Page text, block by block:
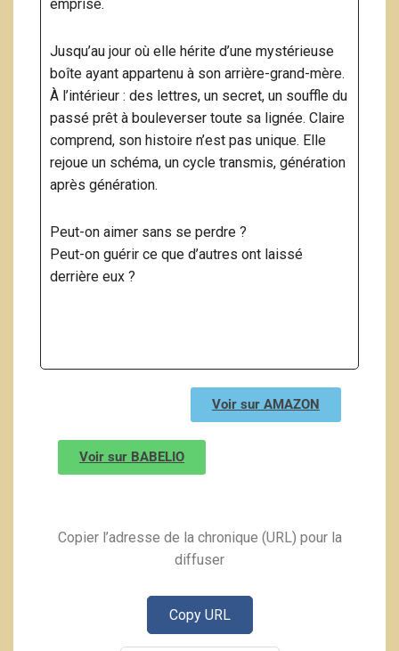
emprise.
Jusqu’au jour où elle hérite d’une mystérieuse
boîte ayant appartenu à son arrière-grand-mère.
À l’intérieur : des lettres, un secret, un souffle du
passé prêt à bouleverser toute sa lignée. Claire
comprend, son histoire n’est pas unique. Elle
rejoue un schéma, un cycle transmis, génération
après génération.
Peut-on aimer sans se perdre ?
Peut-on guérir ce que d’autres ont laissé
derrière eux ?
Voir sur AMAZON
Voir sur BABELIO
Copier l’adresse de la chronique (URL) pour la
diffuser
Copy URL